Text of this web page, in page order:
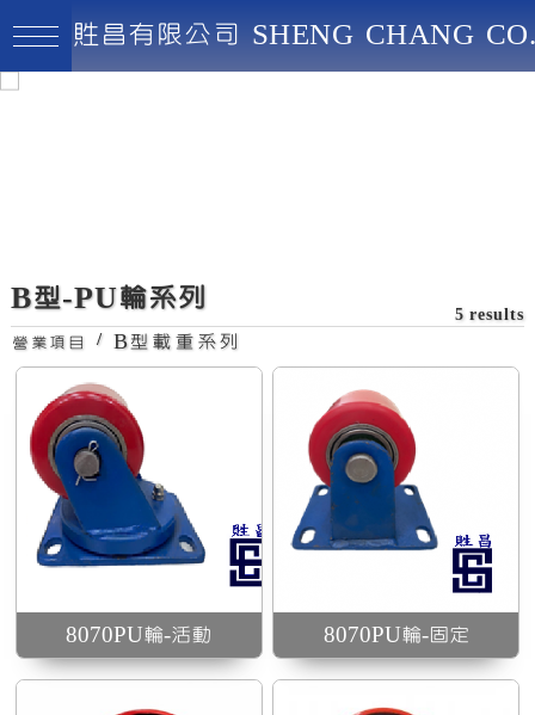
B型-PU輪系列
5 results
營業項目 / B型載重系列
8070PU輪-活動 8070PU輪-固定
特色:經典耐用、高負
載且高抗衝擊、附防
塵蓋防止粉塵延長腳
貹昌有限公司 SHENG CHANG